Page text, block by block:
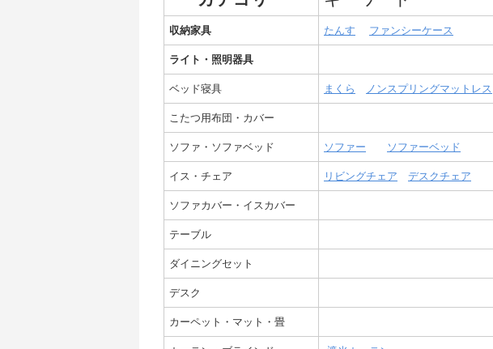
収納家具 たんす ファンシーケース
ライト・照明器具
ベッド寝具 まくら ノンスプリングマットレス
こたつ用布団・カバー
ソファ・ソファベッド ソファー ソファーベッド
イス・チェア リビングチェア デスクチェア
ソファカバー・イスカバー
テーブル
ダイニングセット
デスク
カーペット・マット・畳